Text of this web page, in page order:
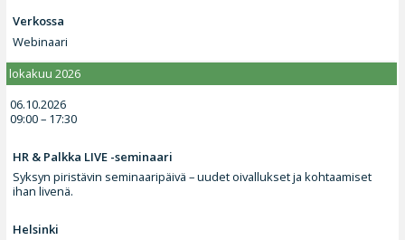
Verkossa
Webinaari
lokakuu 2026
06.10.2026
09:00 – 17:30
HR & Palkka LIVE -seminaari
Syksyn piristävin seminaaripäivä – uudet oivallukset ja kohtaamiset
ihan livenä.
Helsinki